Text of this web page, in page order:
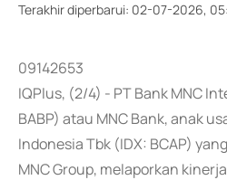
Terakhir diperbarui: 02-07-2026,
09142653
IQPlus, (2/4) - PT Bank MNC
BABP) atau MNC Bank, anak
Indonesia Tbk (IDX: BCAP)
MNC Group, melaporkan